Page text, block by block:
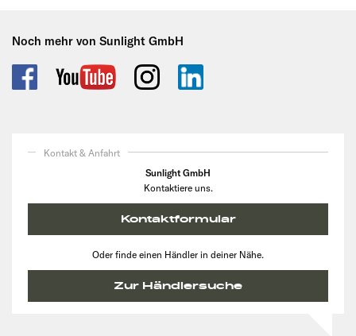
Noch mehr von Sunlight GmbH
Kontakt & Anfahrt
Sunlight GmbH
Kontaktiere uns.
Kontaktformular
Oder finde einen Händler in deiner Nähe.
Zur Händlersuche